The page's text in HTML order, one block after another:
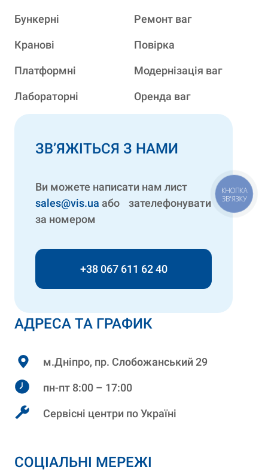
АДРЕСА ТА ГРАФИК
м.Дніпро, пр. Слобожанський 29
пн-пт 8:00 – 17:00
Сервісні центри по Україні
СОЦІАЛЬНІ МЕРЕЖІ
Бункерні
Кранові
Платформні
Лабораторні
Ремонт ваг
Повірка
Модернізація ваг
Оренда ваг
ЗВ’ЯЖІТЬСЯ З НАМИ
Ви можете написати нам лист
sales@vis.ua або зателефонувати
за номером
+38 067 611 62 40
КНОПКА
ЗВ'ЯЗКУ